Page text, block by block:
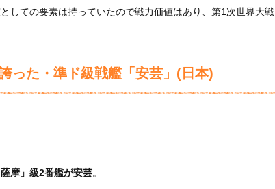
しての要素は持っていたので戦力価値はあり、第1次世界大戦
った・準ド級戦艦「安芸」(日本)
摩」級2番艦が安芸。